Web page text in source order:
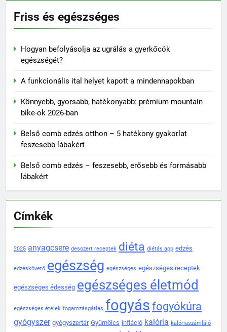
Friss és egészséges
Hogyan befolyásolja az ugrálás a gyerkőcök
egészségét?
A funkcionális ital helyet kapott a mindennapokban
Könnyebb, gyorsabb, hatékonyabb: prémium mountain
bike-ok 2026-ban
Belső comb edzés otthon – 5 hatékony gyakorlat
feszesebb lábakért
Belső comb edzés – feszesebb, erősebb és formásabb
lábakért
Címkék
2025 anyagcsere desszert receptek diéta diétás app edzés
edzéskövető egészség egészséges egészséges receptek
egészséges édesség egészséges életmód
egészséges ételek fogamzásgátlás fogyás fogyókúra
gyógyszer gyógyszertár Gyümölcs infláció kalória kalóriaszámláló